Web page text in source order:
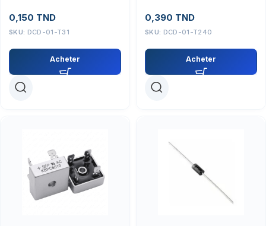
0,150 TND
SKU: DCD-01-T31
Acheter
0,390 TND
SKU: DCD-01-T240
Acheter